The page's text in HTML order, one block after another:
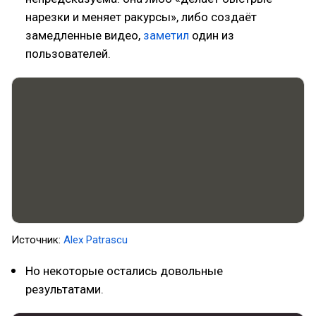
нарезки и меняет ракурсы», либо создаёт
замедленные видео, заметил один из
пользователей.
Источник: Alex Patrascu
Но некоторые остались довольные
результатами.